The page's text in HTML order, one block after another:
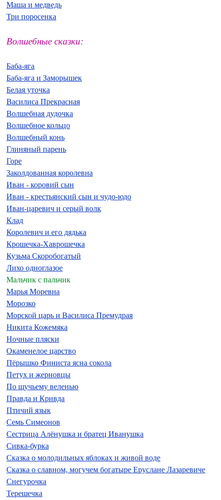
Маша и медведь
Три поросенка
Волшебные сказки:
Баба-яга
Баба-яга и Заморышек
Белая уточка
Василиса Прекрасная
Волшебная дудочка
Волшебное кольцо
Волшебный конь
Глиняный парень
Горе
Заколдованная королевна
Иван - коровий сын
Иван - крестьянский сын и чудо-юдо
Иван-царевич и серый волк
Клад
Королевич и его дядька
Крошечка-Хаврошечка
Кузьма Скоробогатый
Лихо одноглазое
Мальчик с пальчик
Марья Моревна
Морозко
Морской царь и Василиса Премудрая
Никита Кожемяка
Ночные пляски
Окаменелое царство
Пёрышко Финиста ясна сокола
Петух и жерновцы
По щучьему веленью
Правда и Кривда
Птичий язык
Семь Симеонов
Сестрица Алёнушка и братец Иванушка
Сивка-бурка
Сказка о молодильных яблоках и живой воде
Сказка о славном, могучем богатыре Еруслане Лазаревиче
Снегурочка
Терешечка